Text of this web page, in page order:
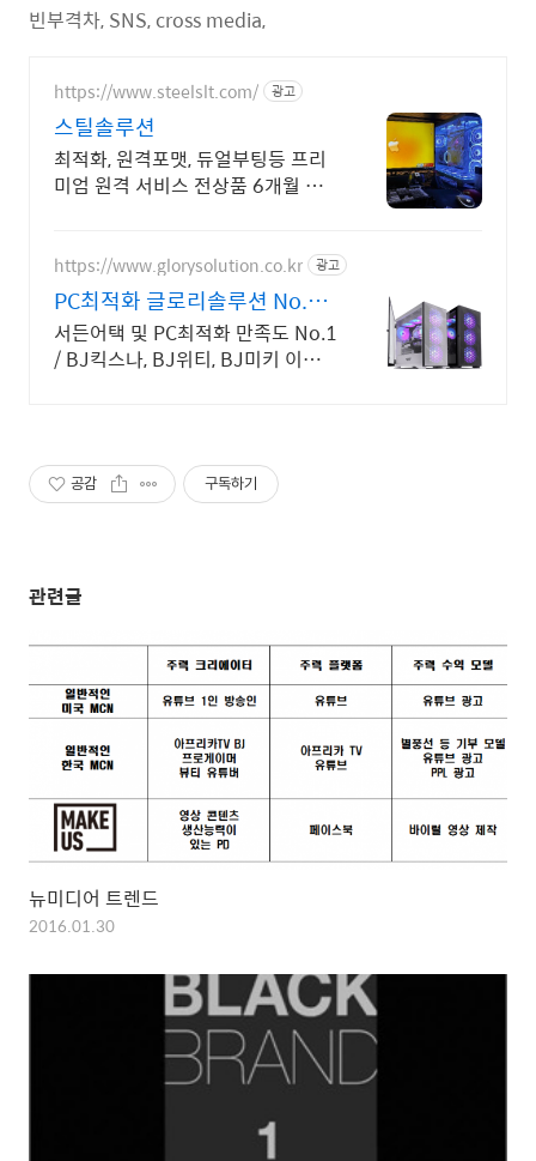
빈부격차, SNS, cross media,
https://www.steelslt.com/ 광고
스틸솔루션
최적화, 원격포맷, 듀얼부팅등 프리
미엄 원격 서비스 전상품 6개월 무
https://www.glorysolution.co.kr 광고
PC최적화 글로리솔루션 No.1
게임최적화
서든어택 및 PC최적화 만족도 No.1
/ BJ킥스나, BJ위티, BJ미키 이용중
공감 구독하기
관련글
뉴미디어 트렌드
2016.01.30